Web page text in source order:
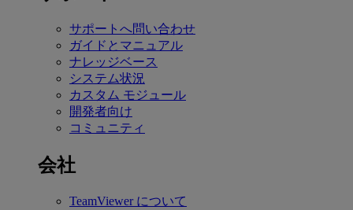
サポートへ問い合わせ
ガイドとマニュアル
ナレッジベース
システム状況
カスタム モジュール
開発者向け
コミュニティ
会社
TeamViewer について